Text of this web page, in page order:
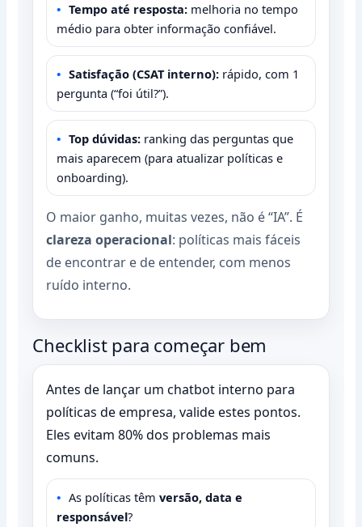
Tempo até resposta: melhoria no tempo
médio para obter informação confiável.
Satisfação (CSAT interno): rápido, com 1
pergunta (“foi útil?”).
Top dúvidas: ranking das perguntas que
mais aparecem (para atualizar políticas e
onboarding).
O maior ganho, muitas vezes, não é “IA”. É
clareza operacional: políticas mais fáceis
de encontrar e de entender, com menos
ruído interno.
Checklist para começar bem
Antes de lançar um chatbot interno para
políticas de empresa, valide estes pontos.
Eles evitam 80% dos problemas mais
comuns.
As políticas têmversão, data e
responsável?